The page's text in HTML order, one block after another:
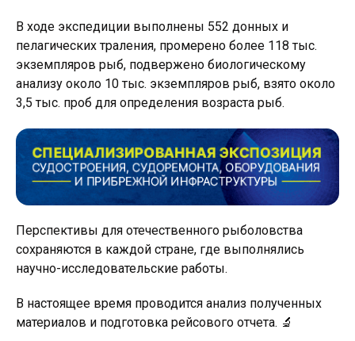
В ходе экспедиции выполнены 552 донных и
пелагических траления, промерено более 118 тыс.
экземпляров рыб, подвержено биологическому
анализу около 10 тыс. экземпляров рыб, взято около
3,5 тыс. проб для определения возраста рыб.
Перспективы для отечественного рыболовства
сохраняются в каждой стране, где выполнялись
научно-исследовательские работы.
В настоящее время проводится анализ полученных
материалов и подготовка рейсового отчета. 🔬